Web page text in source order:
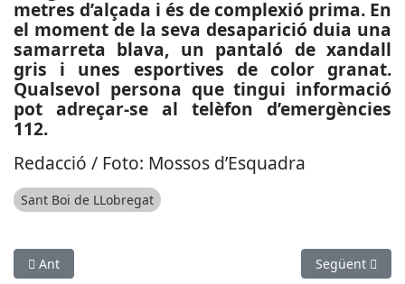
metres d’alçada i és de complexió prima. En
el moment de la seva desaparició duia una
samarreta blava, un pantaló de xandall
gris i unes esportives de color granat.
Qualsevol persona que tingui informació
pot adreçar-se al telèfon d’emergències
112.
Redacció / Foto: Mossos d’Esquadra
Sant Boi de LLobregat
Article anterior: SOCIETAT: El ‘Cuponazo’ de l’ONCE
Ant Article
Següent